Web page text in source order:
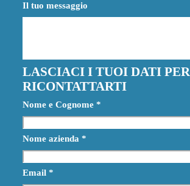
Il tuo messaggio
LASCIACI I TUOI DATI PER
RICONTATTARTI
Nome e Cognome *
Nome azienda *
Email *